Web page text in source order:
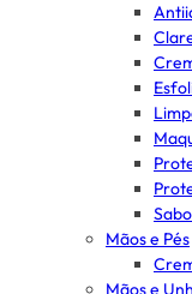
Mãos e Pés
Mãos e